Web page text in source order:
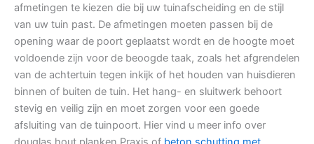
afmetingen te kiezen die bij uw tuinafscheiding en de stijl
van uw tuin past. De afmetingen moeten passen bij de
opening waar de poort geplaatst wordt en de hoogte moet
voldoende zijn voor de beoogde taak, zoals het afgrendelen
van de achtertuin tegen inkijk of het houden van huisdieren
binnen of buiten de tuin. Het hang- en sluitwerk behoort
stevig en veilig zijn en moet zorgen voor een goede
afsluiting van de tuinpoort. Hier vind u meer info over